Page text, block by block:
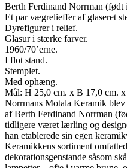
Berth Ferdinand Norrman
Et par vægrelieffer af glaseret
Dyrefigurer i relief.
Glasur i stærke farver.
1960/70’erne.
I flot stand.
Stemplet.
Med ophæng.
Mål: H 25,0 cm. x B 17,0 cm.
Norrmans Motala Keramik
af Berth Ferdinand Norrman
tidligere været lærling og
han etablerede sin egen
Keramikkens sortiment
dekorationsgenstande såsom